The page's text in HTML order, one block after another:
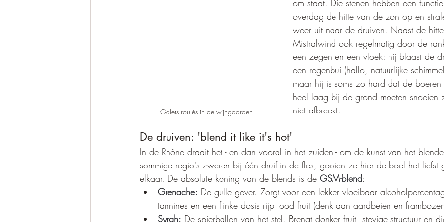
Galets roulés in de wijngaarden
om staat. Die stenen hebben een
overdag de hitte van de zon op en
weer uit naar de druiven. Naast de
Mistralwind ook regelmatig door de
een zegen en een vloek: hij blaast de
een regenbui (hallo, natuurlijke
maar hij is soms zo hard dat de
heel laag bij de grond moeten
niet afbreekt.
De druiven: 'blend it like it's hot'
In de Rhône draait het - en dan vooral in het zuiden - om de kunst van het
sommige regio's zweren bij één druif in de fles, gooien ze hier de boel het
elkaar. De absolute koning van de blends is de GSM-blend:
Grenache: De gulle gever. Zorgt voor een lekker vloeibaar
tannines en een flinke dosis rijp rood fruit (denk aan aardbeien en
Syrah: De spierballen van het stel. Brengt donker fruit, stevige structuur en